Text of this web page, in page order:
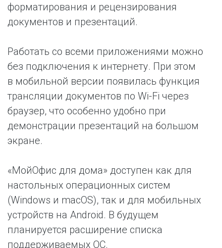
форматирования и рецензирования
документов и презентаций.
Работать со всеми приложениями можно
без подключения к интернету. При этом
в мобильной версии появилась функция
трансляции документов по Wi-Fi через
браузер, что особенно удобно при
демонстрации презентаций на большом
экране.
«МойОфис для дома» доступен как для
настольных операционных систем
(Windows и macOS), так и для мобильных
устройств на Android. В будущем
планируется расширение списка
поддерживаемых ОС.